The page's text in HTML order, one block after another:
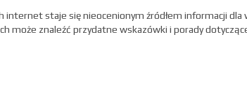
staje się nieocenionym źródłem informacji dla
znaleźć przydatne wskazówki i porady